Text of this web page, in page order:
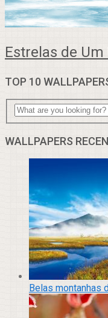
Estrelas de
TOP 10
WALLPAPERS
Belas montanhas